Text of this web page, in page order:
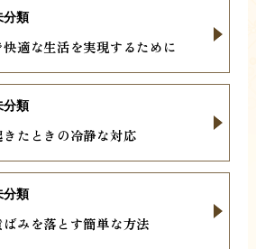
快適な生活を実現するために
分類
きたときの冷静な対応
分類
ばみを落とす簡単な方法
分類